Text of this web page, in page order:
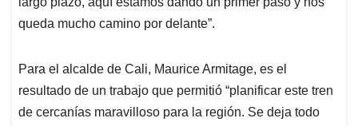
queda mucho camino por delante”.
Para el alcalde de Cali, Maurice Armitage, es el
resultado de un trabajo que permitió “planificar este tren
de cercanías maravilloso para la región. Se deja todo